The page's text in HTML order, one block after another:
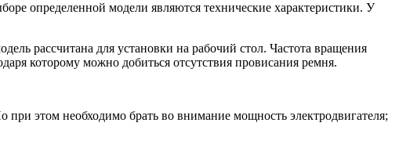
определенной модели являются технические характеристики. У
рассчитана для установки на рабочий стол. Частота вращения
которому можно добиться отсутствия провисания ремня.
этом необходимо брать во внимание мощность электродвигателя;